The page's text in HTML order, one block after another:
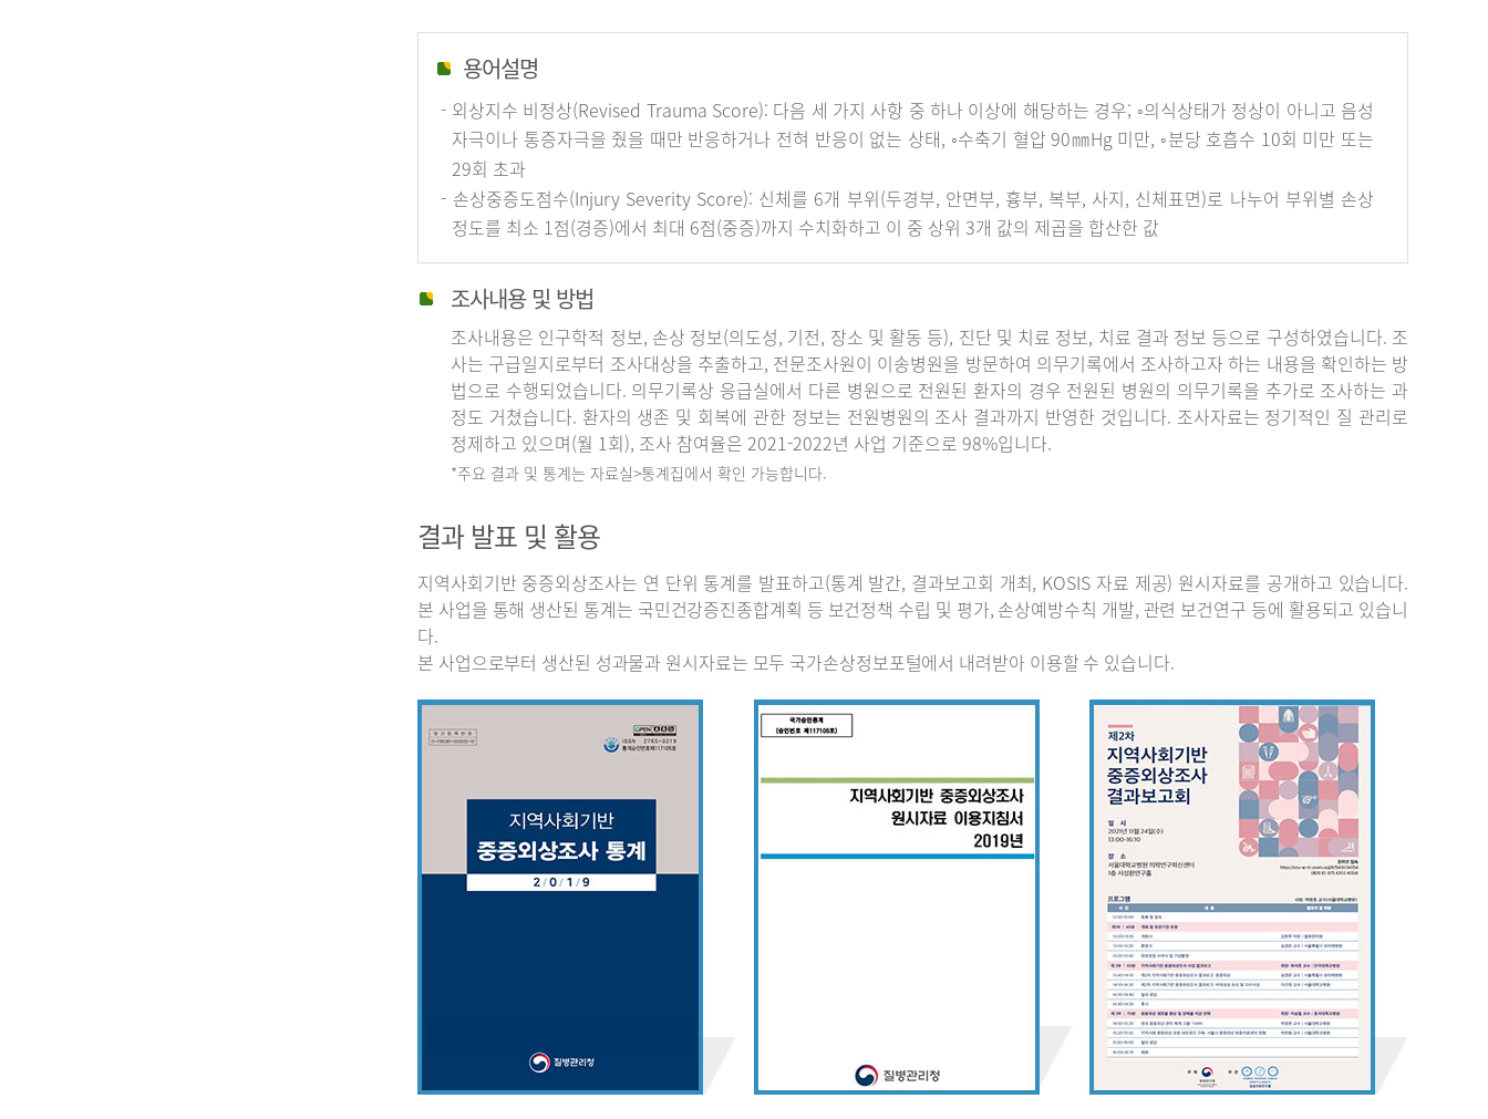
용어설명
- 외상지수 비정상(Revised Trauma Score): 다음 세 가지 사항 중 하나 이상에 해당하는 경우; ◦의식상태가 정상이 아니고 음성
자극이나 통증자극을 줬을 때만 반응하거나 전혀 반응이 없는 상태, ◦수축기 혈압 90㎜Hg 미만, ◦분당 호흡수 10회 미만 또는
29회 초과
- 손상중증도점수(Injury Severity Score): 신체를 6개 부위(두경부, 안면부, 흉부, 복부, 사지, 신체표면)로 나누어 부위별 손상
정도를 최소 1점(경증)에서 최대 6점(중증)까지 수치화하고 이 중 상위 3개 값의 제곱을 합산한 값
조사내용 및 방법
조사내용은 인구학적 정보, 손상 정보(의도성, 기전, 장소 및 활동 등), 진단 및 치료 정보, 치료 결과 정보 등으로 구성하였습니다. 조
사는 구급일지로부터 조사대상을 추출하고, 전문조사원이 이송병원을 방문하여 의무기록에서 조사하고자 하는 내용을 확인하는 방
법으로 수행되었습니다. 의무기록상 응급실에서 다른 병원으로 전원된 환자의 경우 전원된 병원의 의무기록을 추가로 조사하는 과
정도 거쳤습니다. 환자의 생존 및 회복에 관한 정보는 전원병원의 조사 결과까지 반영한 것입니다. 조사자료는 정기적인 질 관리로
정제하고 있으며(월 1회), 조사 참여율은 2021-2022년 사업 기준으로 98%입니다.
*주요 결과 및 통계는 자료실>통계집에서 확인 가능합니다.
결과 발표 및 활용
지역사회기반 중증외상조사는 연 단위 통계를 발표하고(통계 발간, 결과보고회 개최, KOSIS 자료 제공) 원시자료를 공개하고 있습니다.
본 사업을 통해 생산된 통계는 국민건강증진종합계획 등 보건정책 수립 및 평가, 손상예방수칙 개발, 관련 보건연구 등에 활용되고 있습니
다.
본 사업으로부터 생산된 성과물과 원시자료는 모두 국가손상정보포털에서 내려받아 이용할 수 있습니다.